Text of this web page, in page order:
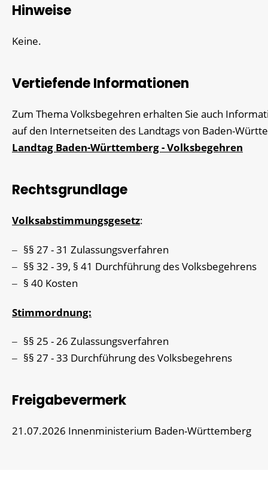
Hinweise
Keine.
Vertiefende Informationen
Zum Thema Volksbegehren erhalten Sie auch
auf den Internetseiten des Landtags von Baden-
Landtag Baden-Württemberg - Volksbegehren
Rechtsgrundlage
Volksabstimmungsgesetz:
§§ 27 - 31 Zulassungsverfahren
§§ 32 - 39, § 41 Durchführung des Volksbegehrens
§ 40 Kosten
Stimmordnung:
§§ 25 - 26 Zulassungsverfahren
§§ 27 - 33 Durchführung des Volksbegehrens
Freigabevermerk
21.07.2026 Innenministerium Baden-Württemberg